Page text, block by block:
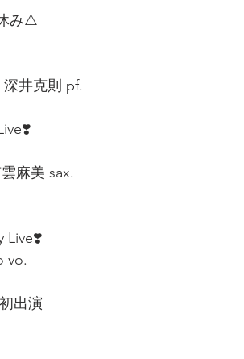
み⚠️
深井克則 pf.
麻美 sax.
Live❣️
vo.
出演